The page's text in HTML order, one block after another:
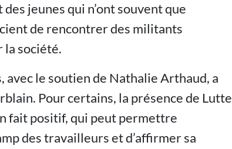
jeunes qui n’ont souvent que
de rencontrer des militants
la société.
le soutien de Nathalie Arthaud, a
Pour certains, la présence de Lutte
fait positif, qui peut permettre
des travailleurs et d’affirmer sa